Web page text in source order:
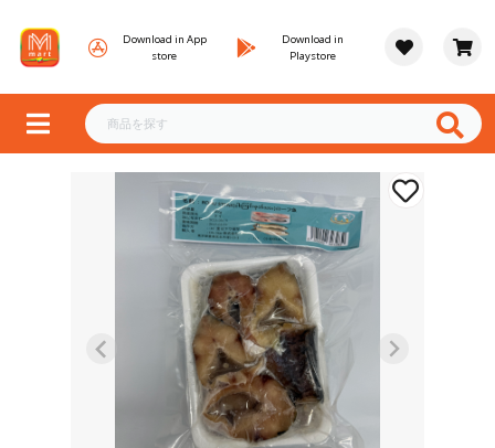
Download in App
store
Download in
Playstore